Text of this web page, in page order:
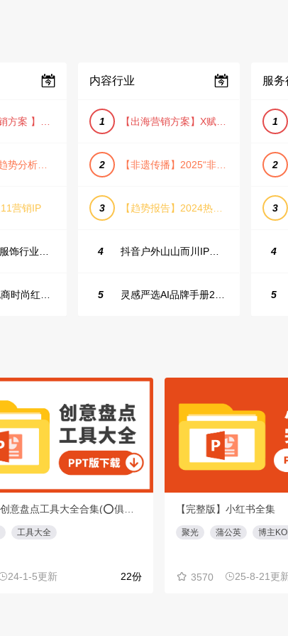
【小红书营销方案 】2025小红书节日大促节点大促IP营销方案
【宠物消费趋势分析方案】2025年宠物市场消费报告（创意风/橙色风/数据驱动）
营销IP
23年小红书服饰行业蒲公英投放指南
2025抖音电商时尚红人之书
内容行业
1 【出海营销方案】X赋能全球决策链成就中国科技品牌2025年营销方案（PDF格式）
2 【非遗传播】2025“非遗融入现代生活”互联网平台助力非遗传播与消费专题报告（PDF格式）
3 【趋势报告】2024热议话题人群新趋势分析
4 抖音户外山山而川IP整合营销方案
5 灵感严选AI品牌手册2025_9.0（下载原件更清晰）
服务
1
2
3
4
5
工具大全
24-1-5更新 22份
【完整版】小红书全集
聚光 蒲公英 博主
3570 25-8-21更